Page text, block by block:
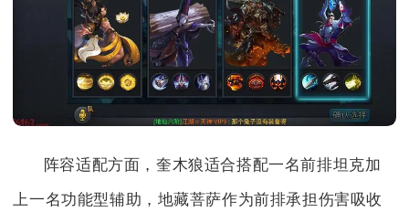
阵容适配方面，奎木狼适合搭配一名前排坦克加
上一名功能型辅助，地藏菩萨作为前排承担伤害吸收